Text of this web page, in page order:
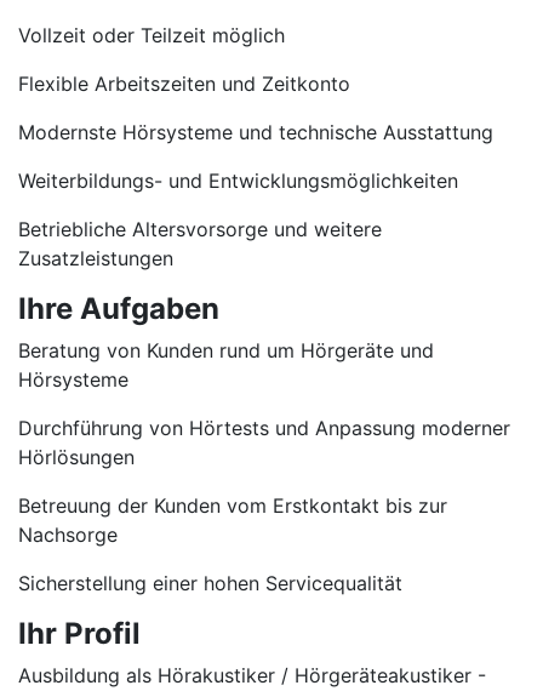
Vollzeit oder Teilzeit möglich
Flexible Arbeitszeiten und Zeitkonto
Modernste Hörsysteme und technische Ausstattung
Weiterbildungs- und Entwicklungsmöglichkeiten
Betriebliche Altersvorsorge und weitere
Zusatzleistungen
Ihre Aufgaben
Beratung von Kunden rund um Hörgeräte und
Hörsysteme
Durchführung von Hörtests und Anpassung moderner
Hörlösungen
Betreuung der Kunden vom Erstkontakt bis zur
Nachsorge
Sicherstellung einer hohen Servicequalität
Ihr Profil
Ausbildung als Hörakustiker / Hörgeräteakustiker -